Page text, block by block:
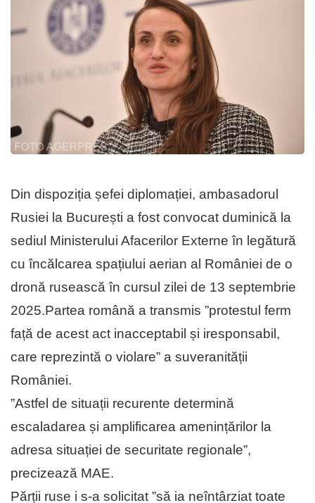
Din dispoziția șefei diplomației, ambasadorul
Rusiei la București a fost convocat duminică la
sediul Ministerului Afacerilor Externe în legătură
cu încălcarea spațiului aerian al României de o
dronă rusească în cursul zilei de 13 septembrie
2025.Partea română a transmis ”protestul ferm
față de acest act inacceptabil și iresponsabil,
care reprezintă o violare” a suveranității
României.
”Astfel de situații recurente determină
escaladarea și amplificarea amenințărilor la
adresa situației de securitate regionale”,
precizează MAE.
Părții ruse i s-a solicitat ”să ia neîntârziat toate